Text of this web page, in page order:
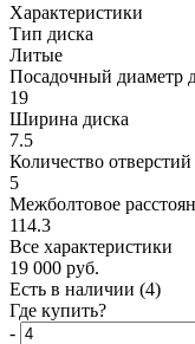
Характеристики
Тип диска
Литые
Посадочный диаметр
19
Ширина диска
7.5
Количество отверстий
5
Межболтовое
114.3
Все характеристики
19 000 руб.
Есть в наличии (4)
Где купить?
-